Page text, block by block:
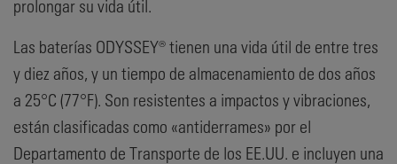
prolongar su vida útil.
Las baterías ODYSSEY® tienen una vida útil de entre tres
y diez años, y un tiempo de almacenamiento de dos años
a 25°C (77°F). Son resistentes a impactos y vibraciones,
están clasificadas como «antiderrames» por el
Departamento de Transporte de los EE.UU. e incluyen una